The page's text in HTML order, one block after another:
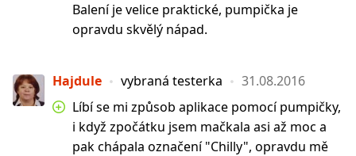
Balení je velice praktické, pumpička je
opravdu skvělý nápad.
Hajdule vybraná testerka
31.08.2016
Líbí se mi způsob aplikace pomocí pumpičky,
i když zpočátku jsem mačkala asi až moc a
pak chápala označení "Chilly", opravdu mě